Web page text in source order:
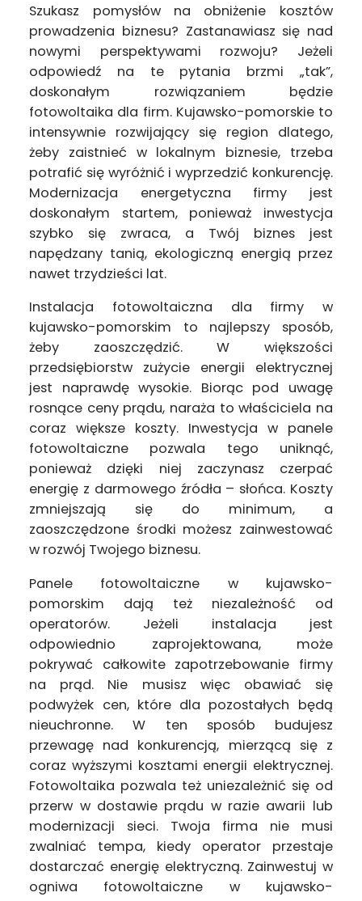
Szukasz pomysłów na obniżenie kosztów
prowadzenia biznesu? Zastanawiasz się nad
nowymi perspektywami rozwoju? Jeżeli
odpowiedź na te pytania brzmi „tak”,
doskonałym rozwiązaniem będzie
fotowoltaika dla firm. Kujawsko-pomorskie to
intensywnie rozwijający się region dlatego,
żeby zaistnieć w lokalnym biznesie, trzeba
potrafić się wyróżnić i wyprzedzić konkurencję.
Modernizacja energetyczna firmy jest
doskonałym startem, ponieważ inwestycja
szybko się zwraca, a Twój biznes jest
napędzany tanią, ekologiczną energią przez
nawet trzydzieści lat.
Instalacja fotowoltaiczna dla firmy w
kujawsko-pomorskim to najlepszy sposób,
żeby zaoszczędzić. W większości
przedsiębiorstw zużycie energii elektrycznej
jest naprawdę wysokie. Biorąc pod uwagę
rosnące ceny prądu, naraża to właściciela na
coraz większe koszty. Inwestycja w panele
fotowoltaiczne pozwala tego uniknąć,
ponieważ dzięki niej zaczynasz czerpać
energię z darmowego źródła – słońca. Koszty
zmniejszają się do minimum, a
zaoszczędzone środki możesz zainwestować
w rozwój Twojego biznesu.
Panele fotowoltaiczne w kujawsko-
pomorskim dają też niezależność od
operatorów. Jeżeli instalacja jest
odpowiednio zaprojektowana, może
pokrywać całkowite zapotrzebowanie firmy
na prąd. Nie musisz więc obawiać się
podwyżek cen, które dla pozostałych będą
nieuchronne. W ten sposób budujesz
przewagę nad konkurencją, mierzącą się z
coraz wyższymi kosztami energii elektrycznej.
Fotowoltaika pozwala też uniezależnić się od
przerw w dostawie prądu w razie awarii lub
modernizacji sieci. Twoja firma nie musi
zwalniać tempa, kiedy operator przestaje
dostarczać energię elektryczną. Zainwestuj w
ogniwa fotowoltaiczne w kujawsko-